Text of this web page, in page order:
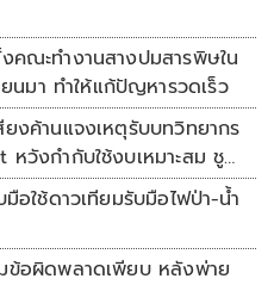
ณะทำงานสางปมสารพิษใน
นมา ทำให้แก้ปัญหารวดเร็ว
งค้านแจงเหตุรับบทวิทยากร
หวังกำกับใช้งบเหมาะสม ชู
AI ระดับโปร ลดเหลื่อมล้ำ
ฟงบไปกว่า900ล้าน เชื่อหาก
ดทุนย่อยยับ
อใช้ดาวเทียมรับมือไฟป่า-น้ำ
ข้อผิดพลาดเพียบ หลังพ่าย